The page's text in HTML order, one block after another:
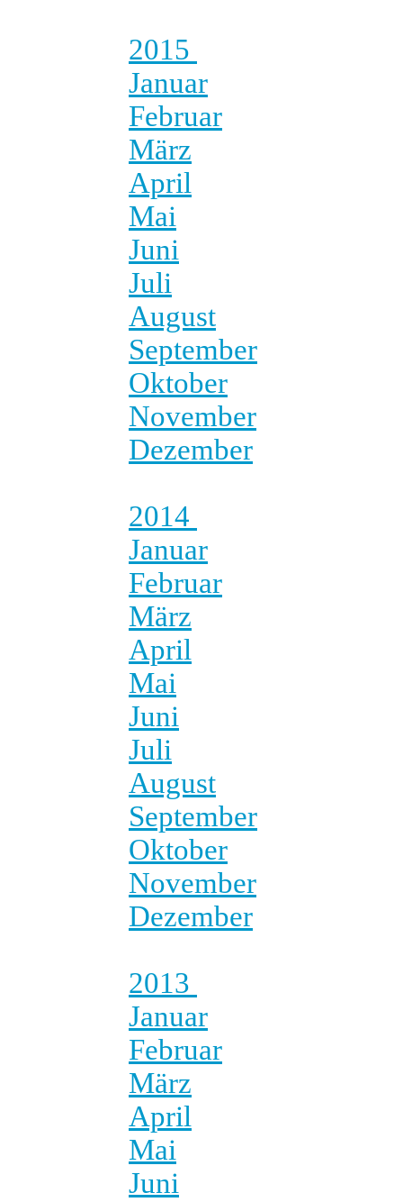
2015
Januar
Februar
März
April
Mai
Juni
Juli
August
September
Oktober
November
Dezember
2014
Januar
Februar
März
April
Mai
Juni
Juli
August
September
Oktober
November
Dezember
2013
Januar
Februar
März
April
Mai
Juni